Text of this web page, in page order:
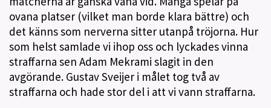
ovana platser (vilket man borde klara bättre) och
det känns som nerverna sitter utanpå tröjorna. Hur
som helst samlade vi ihop oss och lyckades vinna
straffarna sen Adam Mekrami slagit in den
avgörande. Gustav Sveijer i målet tog två av
straffarna och hade stor del i att vi vann straffarna.